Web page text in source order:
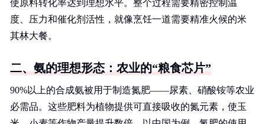
使原料转化率达到理想水平。整个过程需要精密控制温
度、压力和催化剂活性，就像烹饪一道需要精准火候的米
其林大餐。
二、氨的理想形态：农业的“粮食芯片”
90%以上的合成氨被用于制造氮肥——尿素、硝酸铵等农业
必需品。这些肥料为植物提供可直接吸收的氮元素，使玉